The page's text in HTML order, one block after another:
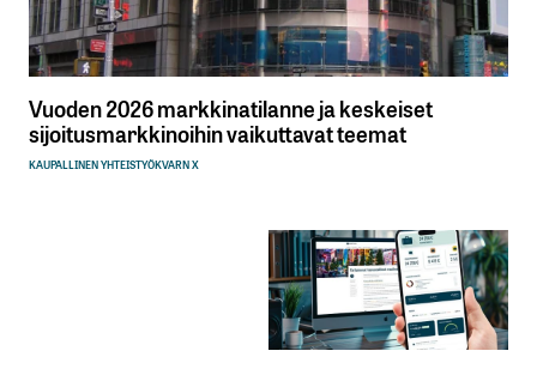
Vuoden 2026 markkinatilanne ja keskeiset
sijoitusmarkkinoihin vaikuttavat teemat
KAUPALLINEN YHTEISTYÖKVARN X